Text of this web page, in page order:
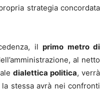
strategia concordata
il primo metro di
al netto
dialettica politica, verrà
stessa avrà nei confronti